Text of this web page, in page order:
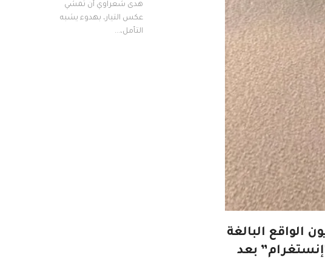
الواقع البالغة
الأميركي البالغ من العمر 29 عاماً على “إنستغرام” بعد
هدى شعراوي أن تمشي
عكس التيار، بهدوء يشبه
التأمل،...